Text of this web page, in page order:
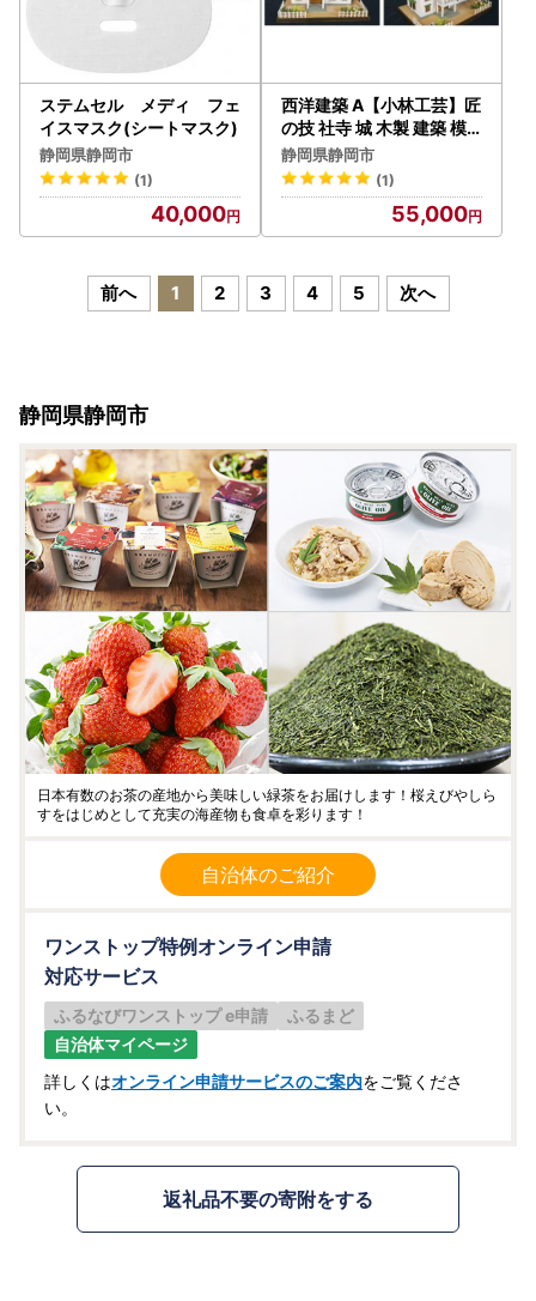
ステムセル メディ フェ
イスマスク(シートマスク)
静岡県静岡市
(1)
40,000
西洋建築 A【小林工芸】匠
の技 社寺 城 木製 建築 模
型キット 専門 クラフト 趣
味 工作 静岡市□
静岡県静岡市
(1)
55,000
前へ 1 2 3 4 5 次へ
静岡県静岡市
日本有数のお茶の産地から美味しい緑茶をお届けします！桜えびやしら
すをはじめとして充実の海産物も食卓を彩ります！
自治体のご紹介
ワンストップ特例オンライン申請
対応サービス
ふるなびワンストップ e申請
ふるまど
自治体マイページ
詳しくはオンライン申請サービスのご案内をご覧くださ
い。
返礼品不要の寄附をする